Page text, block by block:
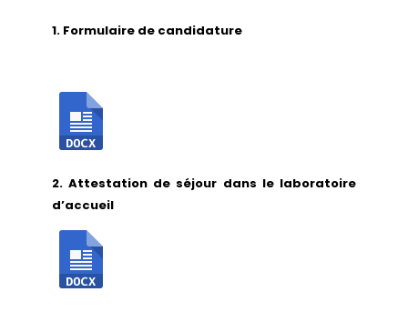
1. Formulaire de candidature
2. Attestation de séjour dans le laboratoire
d’accueil